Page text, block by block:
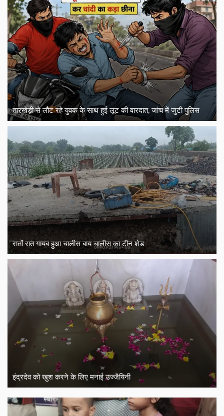
तारखेड़ी से लौट रहे युवक के साथ हुई लूट की वारदात, जांच में जुटी पुलिस
रातों रात गायब हुआ चालीस बाय चालीस का टीन शेड
इंद्रदेव को खुश करने के लिए मनाई उज्जैयिनी